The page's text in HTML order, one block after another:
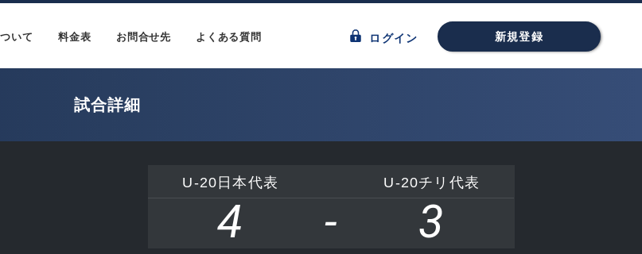
いて 料金表 お問合せ先 よくある質問 ログイン 新規登録
試合詳細
U-20日本代表 U-20チリ代表
4 - 3